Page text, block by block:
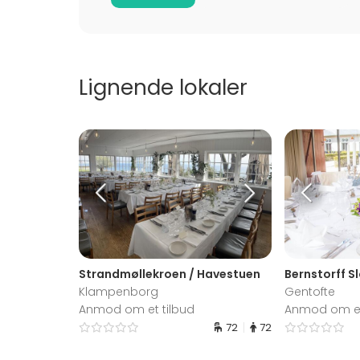
Lignende lokaler
Strandmøllekroen / Havestuen
Klampenborg
Anmod om et tilbud
72 72
Bernstorff
Gentofte
Anmod om